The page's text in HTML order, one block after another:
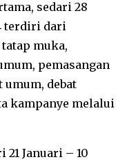
sedari 28
terdiri dari
muka,
pemasangan
umum, debat
kampanye melalui
21 Januari – 10